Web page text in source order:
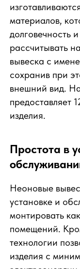
материалов,
долговечность
рассчитывать
вывеска с
сохранив при
внешний вид.
предоставляет
изделия.
Простота в
Неоновые
установке и
монтировать
помещений.
технологии
изделия с